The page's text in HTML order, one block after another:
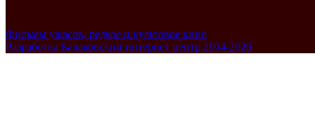
Фильмы ужасов, редкое и культовое кино
Разработка Балаковский интернет центр 2004-2026